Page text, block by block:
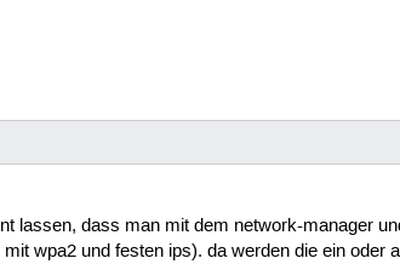
lassen, dass man mit dem network-manager
wpa2 und festen ips). da werden die ein oder